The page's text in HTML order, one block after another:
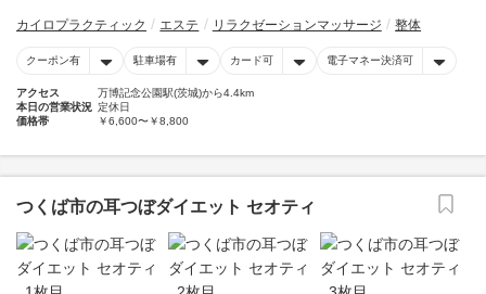
カイロプラクティック エステ リラクゼーションマッサージ 整体
クーポン有 駐車場有 カード可 電子マネー決済可
アクセス
万博記念公園駅(茨城)から4.4km
本日の営業状況 定休日
価格帯
￥6,600〜￥8,800
つくば市の耳つぼダイエット セオティ